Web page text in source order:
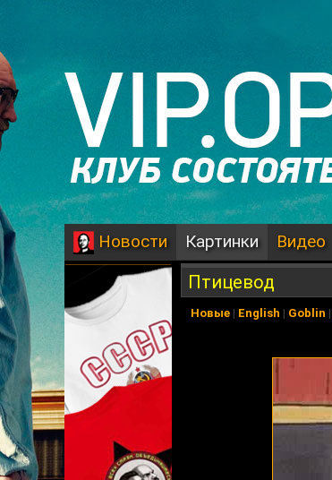
Новости Картинки Видео
Птицевод
Новые| English | Goblin |